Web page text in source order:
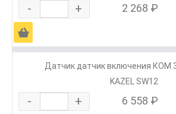
- + 2 268 ₽
Ä
Датчик датчик включения КОМ
KAZEL SW12
- + 6 558 ₽